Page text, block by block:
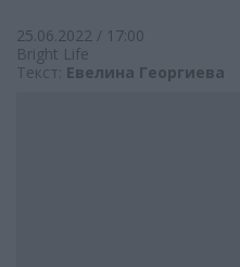
25.06.2022 / 17:00
Bright Life
Текст: Евелина Георгиева